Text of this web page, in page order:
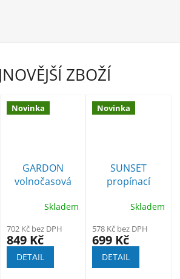
ZBOŽÍ
Novinka
GARDON
volnočasová
Skladem
702 Kč bez DPH
849 Kč
DETAIL
Novinka
SUNSET
propínací
Skladem
578 Kč bez DPH
699 Kč
DETAIL